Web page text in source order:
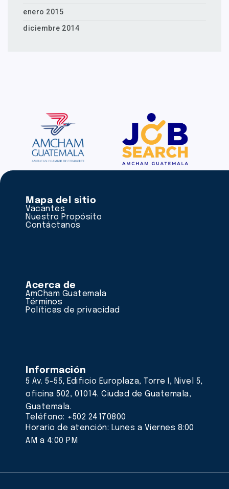
enero 2015
diciembre 2014
Mapa del sitio
Vacantes
Nuestro Propósito
Contáctanos
Acerca de
AmCham Guatemala
Términos
Políticas de privacidad
Información
5 Av. 5-55, Edificio Europlaza, Torre I, Nivel 5,
oficina 502, 01014. Ciudad de Guatemala,
Guatemala.
Teléfono: +502 24170800
Horario de atención: Lunes a Viernes 8:00
AM a 4:00 PM